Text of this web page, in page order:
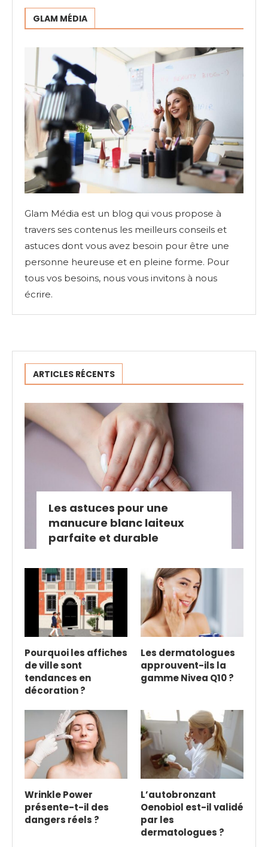
GLAM MÉDIA
Glam Média est un blog qui vous propose à
travers ses contenus les meilleurs conseils et
astuces dont vous avez besoin pour être une
personne heureuse et en pleine forme. Pour
tous vos besoins, nous vous invitons à nous
écrire.
ARTICLES RÉCENTS
Les astuces pour une
manucure blanc laiteux
parfaite et durable
Pourquoi les affiches
de ville sont
tendances en
décoration ?
Les dermatologues
approuvent-ils la
gamme Nivea Q10 ?
Wrinkle Power
présente-t-il des
dangers réels ?
L’autobronzant
Oenobiol est-il validé
par les
dermatologues ?